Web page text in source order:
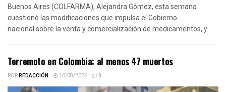
Buenos Aires (COLFARMA), Alejandra Gómez, esta semana
cuestionó las modificaciones que impulsa el Gobierno
nacional sobre la venta y comercialización de medicamentos, y...
Terremoto en Colombia: al menos 47 muertos
PORREDACCIÓN 10/08/2026 0